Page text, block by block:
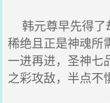
韩元尊早先得了
稀绝且正是神魂所
一进再进，圣神七
之彩攻敌，半点不